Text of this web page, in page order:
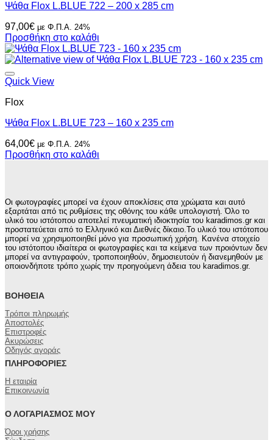
Ψάθα Flox L.BLUE 722 – 200 x 285 cm
97,00€ με Φ.Π.Α. 24%
Προσθήκη στο καλάθι
Quick View
Flox
Ψάθα Flox L.BLUE 723 – 160 x 235 cm
64,00€ με Φ.Π.Α. 24%
Προσθήκη στο καλάθι
Οι φωτογραφίες μπορεί να έχουν αποκλίσεις στα χρώματα και αυτό
εξαρτάται από τις ρυθμίσεις της οθόνης του κάθε υπολογιστή. Όλο το
υλικό του ιστότοπου αποτελεί πνευματική ιδιοκτησία του karadimos.gr και
προστατεύεται από το Ελληνικό και Διεθνές δίκαιο.Το υλικό του ιστότοπου
μπορεί να χρησιμοποιηθεί μόνο για προσωπική χρήση. Κανένα στοιχείο
του ιστότοπου ιδιαίτερα οι φωτογραφίες και τα κείμενα των προιόντων δεν
μπορεί να αντιγραφούν, τροποποιηθούν, δημοσιευτούν ή διανεμηθούν με
οποιονδήποτε τρόπο χωρίς την προηγούμενη άδεια του karadimos.gr.
ΒΟΉΘΕΙΑ
Τρόποι πληρωμής
Αποστολές
Επιστροφές
Ακυρώσεις
Οδηγός αγοράς
ΠΛΗΡΟΦΟΡΊΕΣ
Η εταιρία
Επικοινωνία
Ο ΛΟΓΑΡΙΑΣΜΌΣ ΜΟΥ
Όροι χρήσης